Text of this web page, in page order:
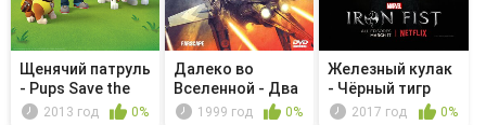
Щенячий патруль
- Pups Save the
Darin...2013 год 0%
Далеко во
Вселенной - Два
браслета
1999 год 0%
Железный кулак
- Чёрный тигр
крадущий...
2017 год 0%